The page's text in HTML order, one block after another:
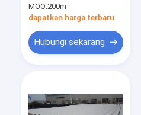
abrasi
MOQ:200m
dapatkan harga terbaru
Hubungi sekarang